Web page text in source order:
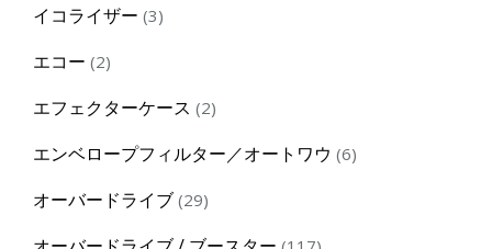
イコライザー 33
エコー 22
エフェクターケース 22
エンベロープフィルター／オートワウ 66
オーバードライブ 2929
117